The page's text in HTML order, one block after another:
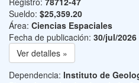
Sueldo: $25,359.20
Área: Ciencias Espaciales
Fecha de publicación: 30/jul/2026
Ver detalles »
Dependencia: Instituto de